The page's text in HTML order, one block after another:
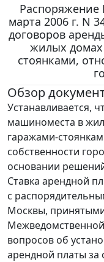
Распоряжение
марта 2006 г. N
договоров
жилых
стоянками,
Обзор
Устанавливается,
машиноместа в
гаражами-
собственности
основании
Ставка арендной
с
Москвы,
вопросов об
арендной платы